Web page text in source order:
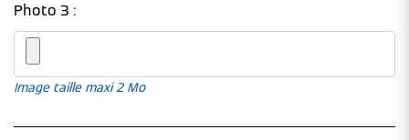
Photo 3 :
Image taille maxi 2 Mo